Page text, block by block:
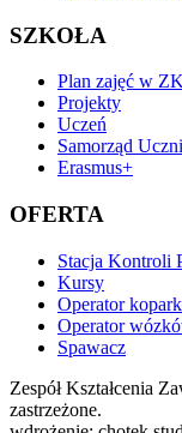
SZKOŁA
Plan zajęć w
Projekty
Uczeń
Samorząd
Erasmus+
OFERTA
Stacja Kontroli
Kursy
Operator
Operator
Spawacz
Zespół Kształcenia
zastrzeżone.